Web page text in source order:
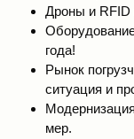
Дроны и RFID
года!
Рынок
ситуация и
мер.